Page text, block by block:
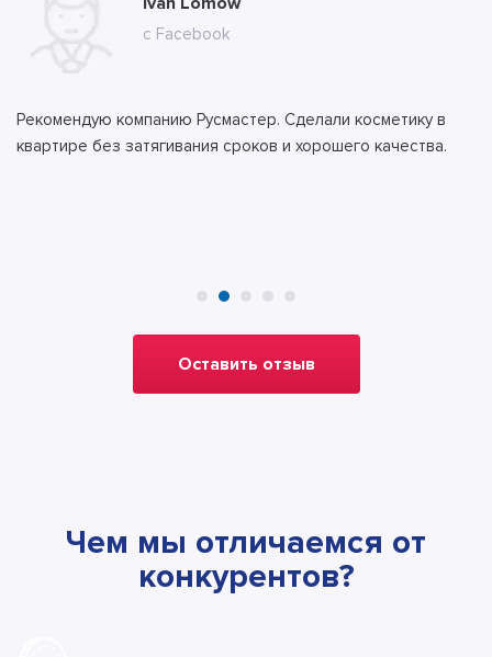
с сайта
с Facebook
Рекомендую компанию Русмастер. Сделали косметику в
квартире без затягивания сроков и хорошего качества.
с сайта
с сайта
с сайта
Оставить отзыв
Чем мы отличаемся от
конкурентов?